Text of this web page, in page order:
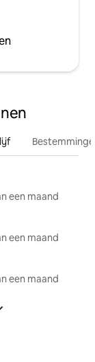
een maand
een maand
een maand